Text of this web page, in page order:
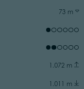
73 m
1.072 m
1.011 m